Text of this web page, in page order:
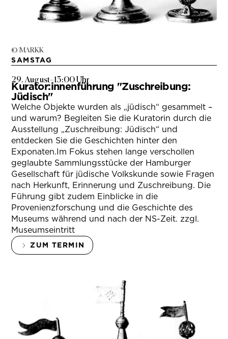
© MARKK
SAMSTAG
29. August–13:00 Uhr
Kurator:innenführung "Zuschreibung:
Jüdisch"
Welche Objekte wurden als „jüdisch“ gesammelt –
und warum? Begleiten Sie die Kuratorin durch die
Ausstellung „Zuschreibung: Jüdisch“ und
entdecken Sie die Geschichten hinter den
Exponaten.Im Fokus stehen lange verschollen
geglaubte Sammlungsstücke der Hamburger
Gesellschaft für jüdische Volkskunde sowie Fragen
nach Herkunft, Erinnerung und Zuschreibung. Die
Führung gibt zudem Einblicke in die
Provenienzforschung und die Geschichte des
Museums während und nach der NS-Zeit. zzgl.
Museumseintritt
ZUM TERMIN